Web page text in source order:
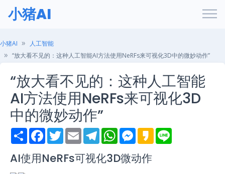
小猪AI
小猪AI
人工智能
“放大看不见的：这种人工智能AI方法使用NeRFs来可视化3D中的微妙动作”
“放大看不见的：这种人工智能
AI方法使用NeRFs来可视化3D
中的微妙动作”
S
h
r
e
F
a
e
b
T
w
t
t
E
m
i
l
T
e
e
g
W
h
t
s
M
e
s
e
K
a
AI使用NeRFs可视化3D微动作